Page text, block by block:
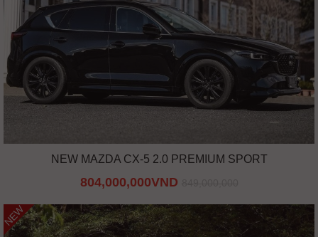
NEW MAZDA CX-5 2.0 PREMIUM SPORT
804,000,000VND
NEW